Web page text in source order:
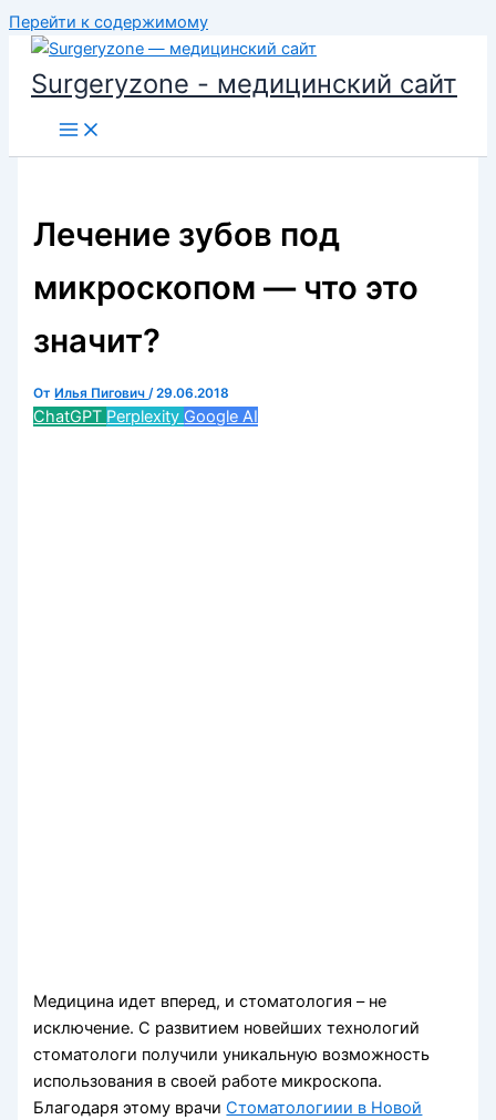
Перейти к содержимому
Surgeryzone - медицинский сайт
Лечение зубов под
микроскопом — что это
значит?
От Илья Пигович/29.06.2018
ChatGPT Perplexity Google AI
Медицина идет вперед, и стоматология – не
исключение. С развитием новейших технологий
стоматологи получили уникальную возможность
использования в своей работе микроскопа.
Благодаря этому врачиСтоматологиии в Новой